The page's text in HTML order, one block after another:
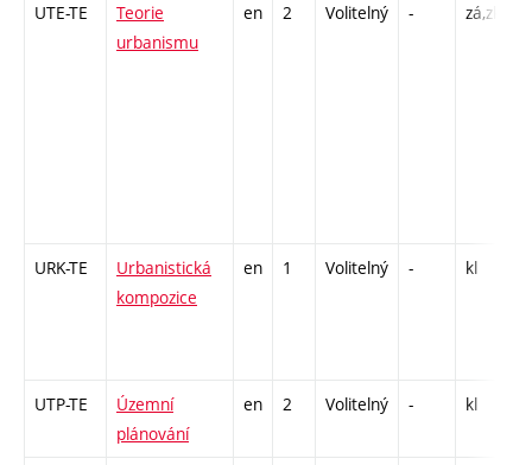
UTE-TE
Teorie
urbanismu
en 2 Volitelný - zá,zk
URK-TE
Urbanistická
kompozice
en 1 Volitelný - kl
UTP-TE
Územní
plánování
en 2 Volitelný - kl